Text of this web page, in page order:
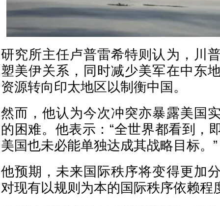
研究所主任卢普雷希特则认为，川
塑美伊关系，同时减少美军在中东
资源转向印太地区以制衡中国。
然而，他认为今次冲突亦暴露美国
的困难。他表示：“全世界都看到，
美国也未必能单独达成其战略目标。”
他预期，未来国际秩序将变得更加
对现有以规则为本的国际秩序依赖程